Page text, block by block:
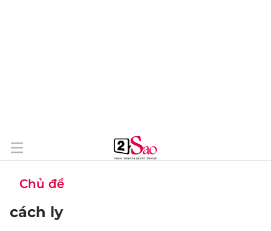
Chủ đề
cách ly